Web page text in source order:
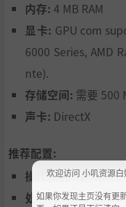
内存: 4 MB RAM
显卡: GPU com
6000 Series, AMD
nte).
存储空间: 需要 500
声卡: DirectX
推荐配置:
操作系统:操作系统
处理器:Dual-core
欢迎访问 小叽资源
如果你发现主页没有更